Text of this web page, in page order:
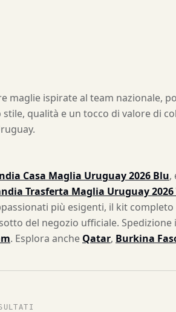
ispirate al team nazionale,
qualità e un tocco di valore di
Casa Maglia Uruguay 2026 Blu,
Trasferta Maglia Uruguay 2026
più esigenti, il kit
del negozio ufficiale.
. Esplora anche Qatar, Burkina